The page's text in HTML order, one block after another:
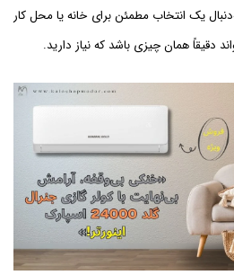
یک انتخاب مطمئن برای خانه یا محل کار
دقیقاً همان چیزی باشد که نیاز دارید.